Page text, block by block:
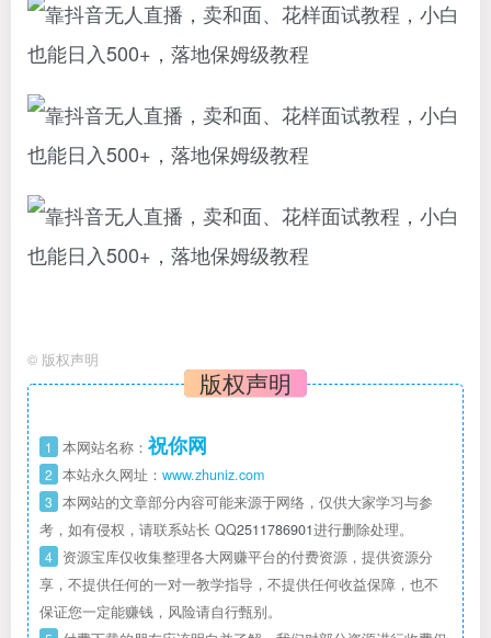
© 版权声明
版权声明
1 本网站名称： 祝你网
2 本站永久网址： www.zhuniz.com
3 本网站的文章部分内容可能来源于网络，仅供大家学习与参
考，如有侵权，请联系站长 QQ2511786901进行删除处理。
4 资源宝库仅收集整理各大网赚平台的付费资源，提供资源分
享，不提供任何的一对一教学指导，不提供任何收益保障，也不
保证您一定能赚钱，风险请自行甄别。